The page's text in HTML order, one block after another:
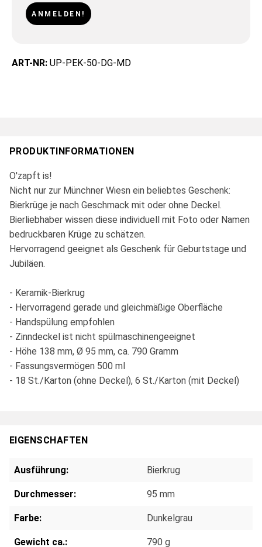
ANMELDEN!
ART-NR: UP-PEK-50-DG-MD
PRODUKTINFORMATIONEN
O'zapft is!
Nicht nur zur Münchner Wiesn ein beliebtes Geschenk:
Bierkrüge je nach Geschmack mit oder ohne Deckel.
Bierliebhaber wissen diese individuell mit Foto oder Namen
bedruckbaren Krüge zu schätzen.
Hervorragend geeignet als Geschenk für Geburtstage und
Jubiläen.
- Keramik-Bierkrug
- Hervorragend gerade und gleichmäßige Oberfläche
- Handspülung empfohlen
- Zinndeckel ist nicht spülmaschinengeeignet
- Höhe 138 mm, Ø 95 mm, ca. 790 Gramm
- Fassungsvermögen 500 ml
- 18 St./Karton (ohne Deckel), 6 St./Karton (mit Deckel)
EIGENSCHAFTEN
Ausführung: Bierkrug
Durchmesser: 95 mm
Farbe: Dunkelgrau
Gewicht ca.: 790 g